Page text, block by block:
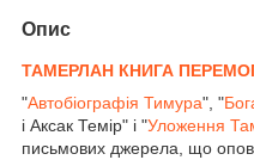
Опис
ТАМЕРЛАН КНИГА
"Автобіографія Тимура", "
і Аксак Темір" і "Уложення
письмових джерела, що